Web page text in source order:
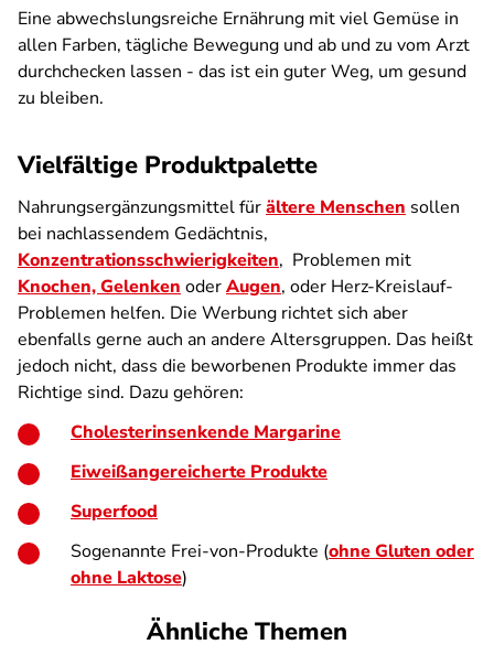
Eine abwechslungsreiche Ernährung mit viel Gemüse in
allen Farben, tägliche Bewegung und ab und zu vom Arzt
durchchecken lassen - das ist ein guter Weg, um gesund
zu bleiben.
Vielfältige Produktpalette
Nahrungsergänzungsmittel fürältere Menschen sollen
bei nachlassendem Gedächtnis,
Konzentrationsschwierigkeiten, Problemen mit
Knochen, Gelenken oderAugen, oder Herz-Kreislauf-
Problemen helfen. Die Werbung richtet sich aber
ebenfalls gerne auch an andere Altersgruppen. Das heißt
jedoch nicht, dass die beworbenen Produkte immer das
Richtige sind. Dazu gehören:
Cholesterinsenkende Margarine
Eiweißangereicherte Produkte
Superfood
Sogenannte Frei-von-Produkte (ohne Gluten oder
ohne Laktose)
Ähnliche Themen